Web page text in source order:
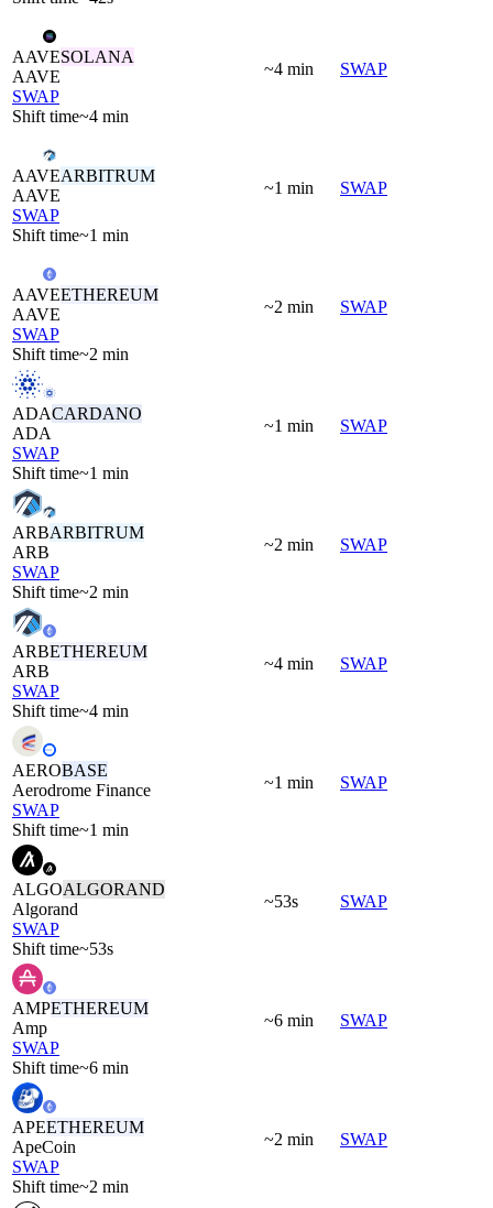
AAVESOLANA
AAVE
SWAP
Shift time~4 min
~4 min SWAP
AAVEARBITRUM
AAVE
SWAP
Shift time~1 min
~1 min SWAP
AAVEETHEREUM
AAVE
SWAP
Shift time~2 min
~2 min SWAP
ADACARDANO
ADA
SWAP
Shift time~1 min
~1 min SWAP
ARBARBITRUM
ARB
SWAP
Shift time~2 min
~2 min SWAP
ARBETHEREUM
ARB
SWAP
Shift time~4 min
~4 min SWAP
AEROBASE
Aerodrome Finance
SWAP
Shift time~1 min
~1 min SWAP
ALGOALGORAND
Algorand
SWAP
Shift time~53s
~53s SWAP
AMPETHEREUM
Amp
SWAP
Shift time~6 min
~6 min SWAP
APEETHEREUM
ApeCoin
SWAP
Shift time~2 min
~2 min SWAP